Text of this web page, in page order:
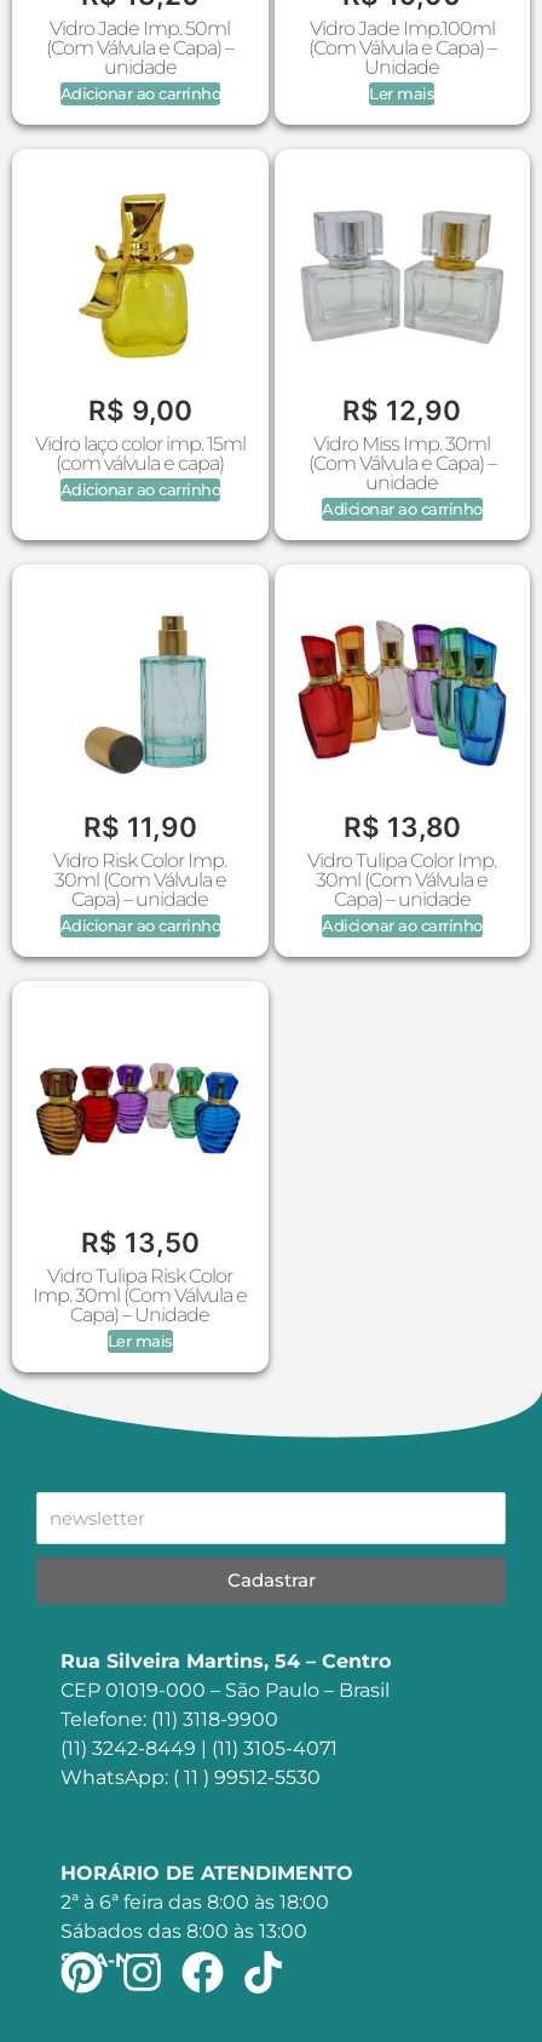
Vidro Jade Imp. 50ml
(Com Válvula e Capa) –
unidade
Adicionar ao carrinho
Vidro Jade Imp.100ml
(Com Válvula e Capa) –
Unidade
Ler mais
R$ 9,00
Vidro laço color imp. 15ml
(com válvula e capa)
Adicionar ao carrinho
R$ 12,90
Vidro Miss Imp. 30ml
(Com Válvula e Capa) –
unidade
Adicionar ao carrinho
R$ 11,90
Vidro Risk Color Imp.
30ml (Com Válvula e
Capa) – unidade
Adicionar ao carrinho
R$ 13,80
Vidro Tulipa Color Imp.
30ml (Com Válvula e
Capa) – unidade
Adicionar ao carrinho
R$ 13,50
Vidro Tulipa Risk Color
Imp. 30ml (Com Válvula e
Capa) – Unidade
Ler mais
Cadastrar
Rua Silveira Martins, 54 – Centro
CEP 01019-000 – São Paulo – Brasil
Telefone: (11) 3118-9900
(11) 3242-8449 | (11) 3105-4071
WhatsApp: ( 11 ) 99512-5530
HORÁRIO DE ATENDIMENTO
2ª à 6ª feira das 8:00 às 18:00
Sábados das 8:00 às 13:00
SIGA-NOS